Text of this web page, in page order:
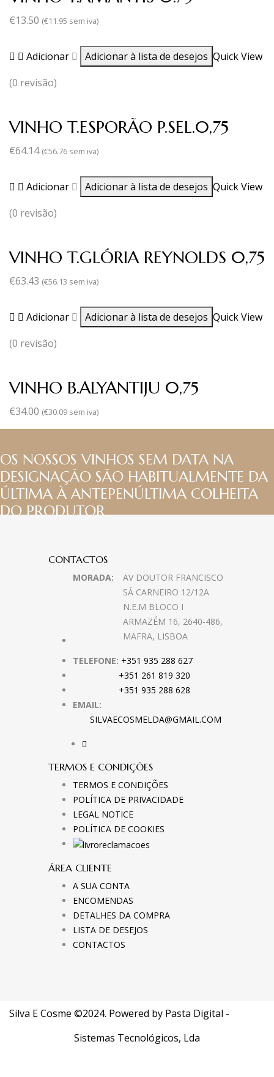
€13.50 (€11.95 sem iva)
Adicionar Adicionar à lista de desejos Quick View
(0 revisão)
VINHO T.ESPORÃO P.SEL.0,75
€64.14 (€56.76 sem iva)
Adicionar Adicionar à lista de desejos Quick View
(0 revisão)
VINHO T.GLÓRIA REYNOLDS 0,75
€63.43 (€56.13 sem iva)
Adicionar Adicionar à lista de desejos Quick View
(0 revisão)
VINHO B.ALYANTIJU 0,75
€34.00 (€30.09 sem iva)
OS NOSSOS VINHOS SEM DATA NA
DESIGNAÇÃO SÃO HABITUALMENTE DA
ÚLTIMA À ANTEPENÚLTIMA COLHEITA
DO PRODUTOR
CONTACTOS
MORADA:
AV DOUTOR FRANCISCO
SÁ CARNEIRO 12/12A
N.E.M BLOCO I
ARMAZÉM 16, 2640-486,
MAFRA, LISBOA
TELEFONE: +351 935 288 627
+351 261 819 320
+351 935 288 628
EMAIL:
SILVAECOSMELDA@GMAIL.COM
TERMOS E CONDIÇÕES
TERMOS E CONDIÇÕES
POLÍTICA DE PRIVACIDADE
LEGAL NOTICE
POLÍTICA DE COOKIES
ÁREA CLIENTE
A SUA CONTA
ENCOMENDAS
DETALHES DA COMPRA
LISTA DE DESEJOS
CONTACTOS
Silva E Cosme ©2024. Powered by Pasta Digital -
Sistemas Tecnológicos, Lda